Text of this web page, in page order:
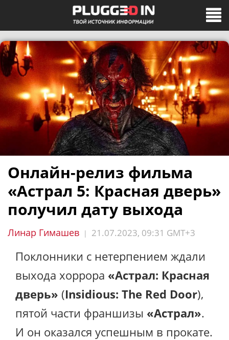
Онлайн-релиз фильма
«Астрал 5: Красная дверь»
получил дату выхода
Линар Гимашев | 21.07.2023, 09:31 GMT+3
Поклонники с нетерпением ждали
выхода хоррора «Астрал: Красная
дверь» (Insidious: The Red Door),
пятой части франшизы «Астрал».
И он оказался успешным в прокате.